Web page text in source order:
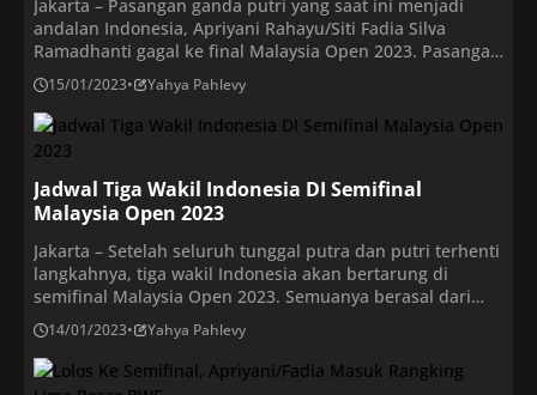
Jakarta – Pasangan ganda putri yang saat ini menjadi
andalan Indonesia, Apriyani Rahayu/Siti Fadia Silva
Ramadhanti gagal ke final Malaysia Open 2023. Pasangan
Indonesia itu mundur karena Fadia cedera.Apriyani/Fadia
menghadapi ganda putri nomor satu dunia, Chen Qing
Chen/Jia Yi Fan, di Axiata Arena, Sabtu (14/1/2023) siang
WIB. Apriyani/Fadia sempat merepotkan Chen/Jia sejak
awal gim pertama. […]
15/01/2023• Yahya Pahlevy
Jadwal Tiga Wakil Indonesia DI Semifinal
Malaysia Open 2023
Jakarta – Setelah seluruh tunggal putra dan putri terhenti
langkahnya, tiga wakil Indonesia akan bertarung di
semifinal Malaysia Open 2023. Semuanya berasal dari
sektor ganda. Ketiga pasangan ganda Indonesia akan
menjalani partai semifinal Malaysia Open 2023 yang akan
digelar Axiata Arena court 1, Sabtu (14/1) mulai pukul
11.00 WIB. Tiga ganda Indonesia terbagi rata di […]
14/01/2023• Yahya Pahlevy